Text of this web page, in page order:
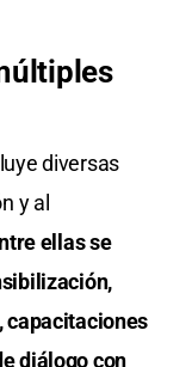
diversas
y al
ellas se
capacitaciones
diálogo con